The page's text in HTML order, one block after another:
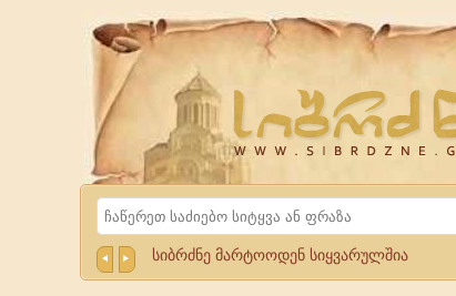
Website
Sibrdzne.ge
Search
სიბრძნე მარტოოდენ სიყვარულშია